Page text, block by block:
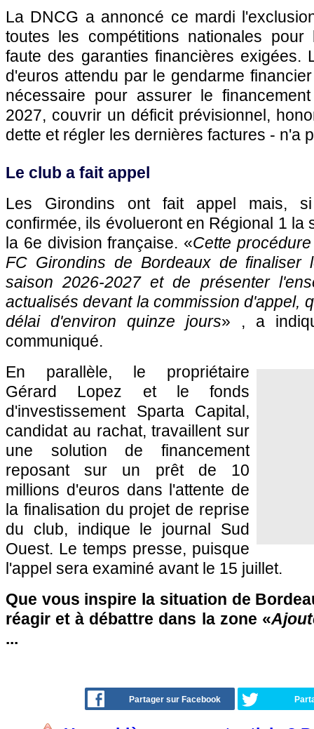
La DNCG a annoncé ce mardi
toutes les compétitions nationales pour
faute des garanties financières exigées.
d'euros attendu par le gendarme
nécessaire pour assurer le
2027, couvrir un déficit prévisionnel,
dette et régler les dernières factures - n'a
Le club a fait appel
Les Girondins ont fait appel mais,
confirmée, ils évolueront en Régional 1 la
la 6e division française. «Cette
FC Girondins de Bordeaux de finaliser
saison 2026-2027 et de présenter
actualisés devant la commission d'appel,
délai d'environ quinze jours» , a
communiqué.
En parallèle, le propriétaire
Gérard Lopez et le fonds
d'investissement Sparta Capital,
candidat au rachat, travaillent sur
une solution de financement
reposant sur un prêt de 10
millions d'euros dans l'attente de
la finalisation du projet de reprise
du club, indique le journal Sud
Ouest. Le temps presse, puisque
l'appel sera examiné avant le 15 juillet.
Que vous inspire la situation de
réagir et à débattre dans la zone «
...
Partager sur Facebook